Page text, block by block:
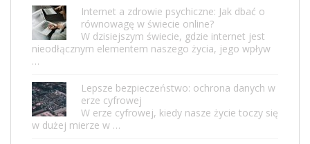
Internet a zdrowie psychiczne: Jak dbać o
równowagę w świecie online?
W dzisiejszym świecie, gdzie internet jest
nieodłącznym elementem naszego życia, jego wpływ
…
Lepsze bezpieczeństwo: ochrona danych w
erze cyfrowej
W erze cyfrowej, kiedy nasze życie toczy się
w dużej mierze w …